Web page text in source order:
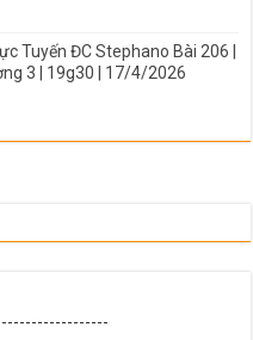
Tuyến ĐC Stephano Bài 206 |
3 | 19g30 | 17/4/2026